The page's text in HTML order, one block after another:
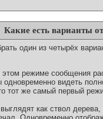
Какие есть варианты
один из четырёх
этом режиме сообщения
одновременно видеть
тот же самый первый
как ствол